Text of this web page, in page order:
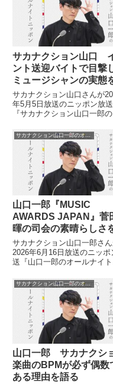
ジネスファンだ」と言われて
ことについて言及していまし
サカナクション山口
ント送迎バイトで目撃
ミュージシャンの実態
る
サカナクション山口さんが
年5月5日放送のニッポン放送
『サカナクション山口一郎
でしていたイベントのアルバ
についてトーク。ミュージシ
を車で送迎した際などに目撃
彼らの実態を話していました
山口一郎『MUSIC
AWARDS JAPAN』菅
暉の司会の素晴らしさ
る
サカナクション山口一郎さ
2026年6月16日放送のニッポ
送『山口一郎のオールナイ
JAPAN』基本設計チームのオ
さんを招いて『MUSIC
JAPAN』について特集。菅田
暉さんの司会の素晴らしさに
て話していました。
山口一郎 サカナクシ
楽曲のBPMが必ず偶数
ある理由を語る